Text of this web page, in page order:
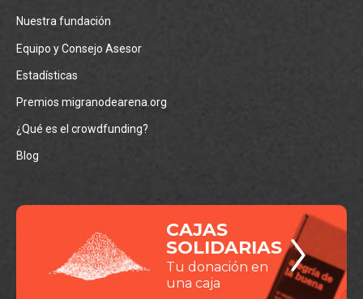
Nuestra fundación
Equipo y Consejo Asesor
Estadísticas
Premios migranodearena.org
¿Qué es el crowdfunding?
Blog
CAJAS
SOLIDARIAS
Tu donación en
una caja